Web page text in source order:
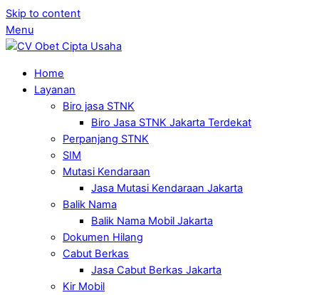
Skip to content
Menu
Home
Layanan
Biro jasa STNK
Biro Jasa STNK Jakarta Terdekat
Perpanjang STNK
SIM
Mutasi Kendaraan
Jasa Mutasi Kendaraan Jakarta
Balik Nama
Balik Nama Mobil Jakarta
Dokumen Hilang
Cabut Berkas
Jasa Cabut Berkas Jakarta
Kir Mobil